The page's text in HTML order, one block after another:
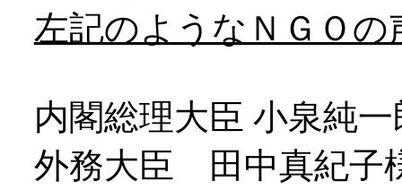
左記のようなＮＧＯ
内閣総理大臣 小泉純一
外務大臣 田中真紀子